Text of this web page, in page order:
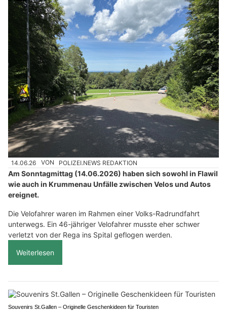
14.06.26 VON POLIZEI.NEWS REDAKTION
Am Sonntagmittag (14.06.2026) haben sich sowohl in Flawil
wie auch in Krummenau Unfälle zwischen Velos und Autos
ereignet.
Die Velofahrer waren im Rahmen einer Volks-Radrundfahrt
unterwegs. Ein 46-jähriger Velofahrer musste eher schwer
verletzt von der Rega ins Spital geflogen werden.
Weiterlesen
Souvenirs St.Gallen – Originelle Geschenkideen für Touristen